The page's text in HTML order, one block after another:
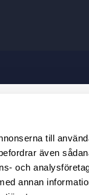
till
även
och
annan